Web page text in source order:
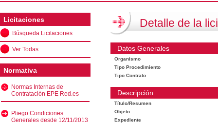
Licitaciones
Búsqueda Licitaciones
Ver Todas
Normativa
Normas Internas de
Contratación EPE Red.es
Pliego Condiciones
Generales desde 12/11/2013
Detalle de la
Datos Generales
Organismo
Tipo Procedimiento
Tipo Contrato
Descripción
Título/Resumen
Objeto
Expediente